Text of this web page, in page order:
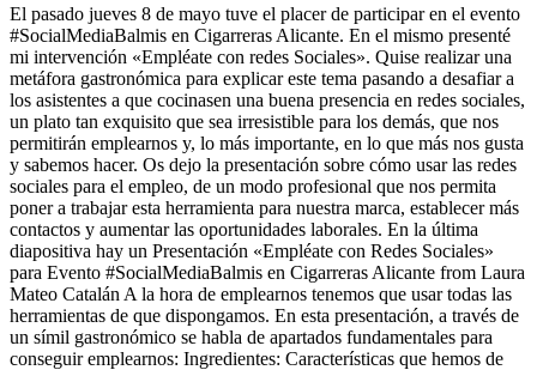
El pasado jueves 8 de mayo tuve el placer de participar en el evento
#SocialMediaBalmis en Cigarreras Alicante. En el mismo presenté
mi intervención «Empléate con redes Sociales». Quise realizar una
metáfora gastronómica para explicar este tema pasando a desafiar a
los asistentes a que cocinasen una buena presencia en redes sociales,
un plato tan exquisito que sea irresistible para los demás, que nos
permitirán emplearnos y, lo más importante, en lo que más nos gusta
y sabemos hacer. Os dejo la presentación sobre cómo usar las redes
sociales para el empleo, de un modo profesional que nos permita
poner a trabajar esta herramienta para nuestra marca, establecer más
contactos y aumentar las oportunidades laborales. En la última
diapositiva hay un Presentación «Empléate con Redes Sociales»
para Evento #SocialMediaBalmis en Cigarreras Alicante from Laura
Mateo Catalán A la hora de emplearnos tenemos que usar todas las
herramientas de que dispongamos. En esta presentación, a través de
un símil gastronómico se habla de apartados fundamentales para
conseguir emplearnos: Ingredientes: Características que hemos de